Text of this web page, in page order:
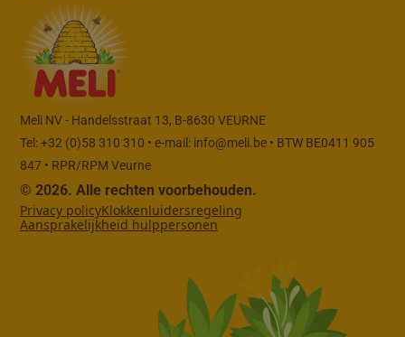
Meli NV - Handelsstraat 13, B-8630 VEURNE
Tel: +32 (0)58 310 310 • e-mail: info@meli.be• BTW BE0411 905
847 • RPR/RPM Veurne
© 2026. Alle rechten voorbehouden.
Privacy policyKlokkenluidersregeling
Aansprakelijkheid hulppersonen